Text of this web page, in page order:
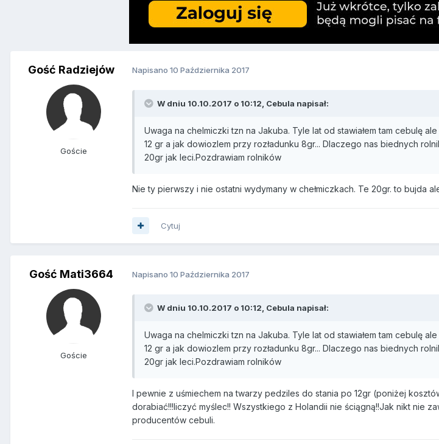
Gość Radziejów
Goście
Napisano 10 Października 2017
W dniu 10.10.2017 o 10:12, Cebula napisał:
Uwaga na chelmiczki tzn na Jakuba. Tyle lat od stawiałem tam cebulę
12 gr a jak dowiozlem przy rozładunku 8gr... Dlaczego nas biednych
20gr jak leci.Pozdrawiam rolników
Nie ty pierwszy i nie ostatni wydymany w chełmiczkach. Te 20gr. to bujda
Cytuj
Gość Mati3664
Goście
Napisano 10 Października 2017
W dniu 10.10.2017 o 10:12, Cebula napisał:
Uwaga na chelmiczki tzn na Jakuba. Tyle lat od stawiałem tam cebulę
12 gr a jak dowiozlem przy rozładunku 8gr... Dlaczego nas biednych
20gr jak leci.Pozdrawiam rolników
I pewnie z uśmiechem na twarzy pedziles do stania po 12gr (poniżej
dorabiać!!!liczyć myślec!! Wszystkiego z Holandii nie ściągną!!Jak nikt nie
producentów cebuli.